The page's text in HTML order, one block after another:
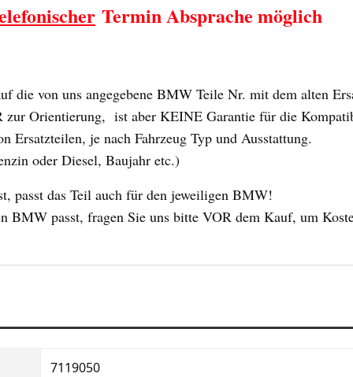
Termin Absprache möglich
die von uns angegebene BMW Teile Nr. mit dem alten
zur Orientierung, ist aber KEINE Garantie für die
Ersatzteilen, je nach Fahrzeug Typ und Ausstattung.
oder Diesel, Baujahr etc.)
passt das Teil auch für den jeweiligen BMW!
BMW passt, fragen Sie uns bitte VOR dem Kauf, um
7119050